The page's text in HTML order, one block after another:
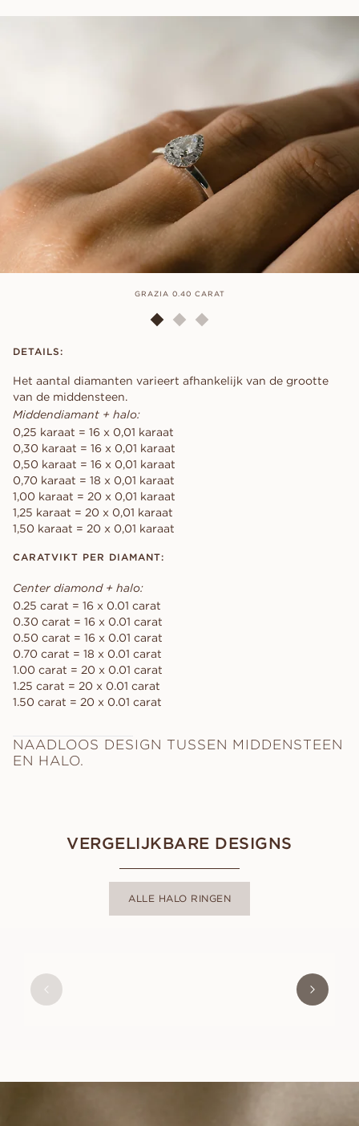
GRAZIA 0.40 CARAT
DETAILS:
Het aantal diamanten varieert afhankelijk van de grootte
van de middensteen.
Middendiamant + halo:
0,25 karaat = 16 x 0,01 karaat
0,30 karaat = 16 x 0,01 karaat
0,50 karaat = 16 x 0,01 karaat
0,70 karaat = 18 x 0,01 karaat
1,00 karaat = 20 x 0,01 karaat
1,25 karaat = 20 x 0,01 karaat
1,50 karaat = 20 x 0,01 karaat
CARATVIKT PER DIAMANT:
Center diamond + halo:
0.25 carat = 16 x 0.01 carat
0.30 carat = 16 x 0.01 carat
0.50 carat = 16 x 0.01 carat
0.70 carat = 18 x 0.01 carat
1.00 carat = 20 x 0.01 carat
1.25 carat = 20 x 0.01 carat
1.50 carat = 20 x 0.01 carat
NAADLOOS DESIGN TUSSEN MIDDENSTEEN
EN HALO.
VERGELIJKBARE DESIGNS
ALLE HALO RINGEN